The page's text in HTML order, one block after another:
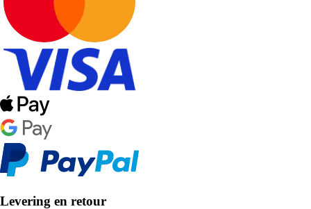
Levering en retour